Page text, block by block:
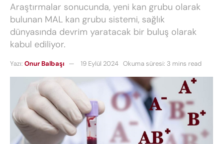
Araştırmalar sonucunda, yeni kan grubu olarak
bulunan MAL kan grubu sistemi, sağlık
dünyasında devrim yaratacak bir buluş olarak
kabul ediliyor.
Yazı: Onur Balbaşı 19 Eylül 2024 Okuma süresi: 3 mins read